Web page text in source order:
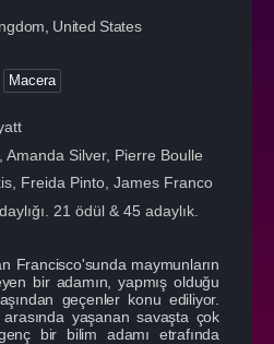
United States
Macera
Amanda Silver, Pierre Boulle
Freida Pinto James Franco
21 ödül & 45 adaylık.
Francisco'sunda maymunların
bir adamın, yapmış olduğu
geçenler konu ediliyor.
yaşanan savaşta çok
bir bilim adamı etrafında